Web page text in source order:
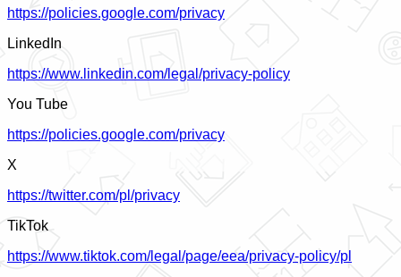
https://policies.google.com/privacy
LinkedIn
https://www.linkedin.com/legal/privacy-policy
You Tube
https://policies.google.com/privacy
X
https://twitter.com/pl/privacy
TikTok
https://www.tiktok.com/legal/page/eea/privacy-policy/pl